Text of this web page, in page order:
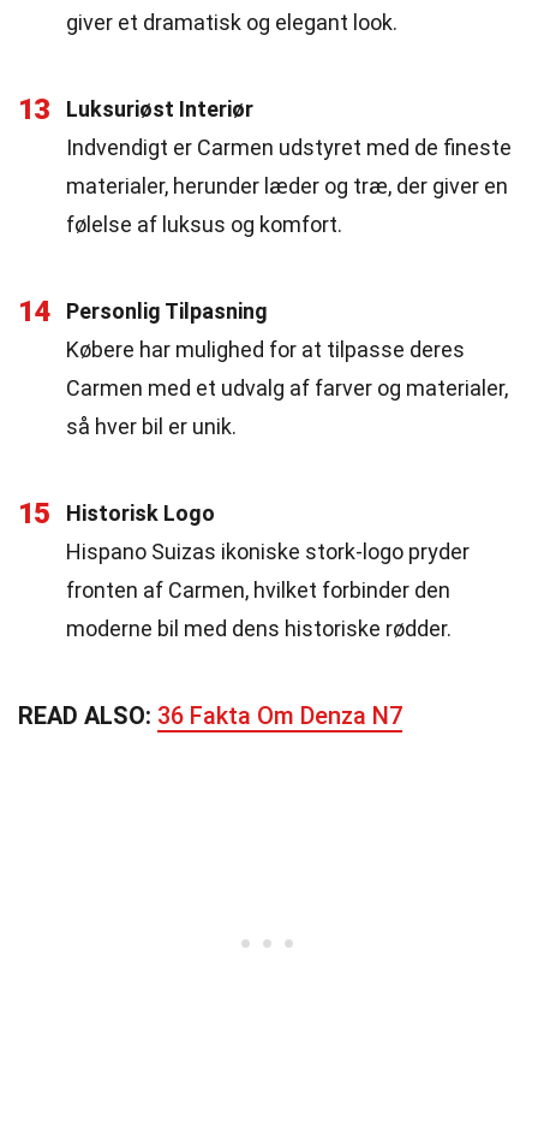
giver et dramatisk og elegant look.
13
Luksuriøst Interiør
Indvendigt er Carmen udstyret med de fineste
materialer, herunder læder og træ, der giver en
følelse af luksus og komfort.
14
Personlig Tilpasning
Købere har mulighed for at tilpasse deres
Carmen med et udvalg af farver og materialer,
så hver bil er unik.
15
Historisk Logo
Hispano Suizas ikoniske stork-logo pryder
fronten af Carmen, hvilket forbinder den
moderne bil med dens historiske rødder.
READ ALSO: 36 Fakta Om Denza N7